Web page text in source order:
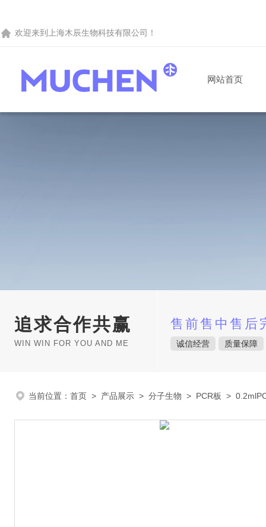
欢迎来到 上海木辰生物科技有限公司 ！
网站首页
追求合作共赢
WIN WIN FOR YOU AND ME
售前售中售后
诚信经营 质量保障
当前位置： 首页 > 产品展示 > 分子生物 > PCR板 >